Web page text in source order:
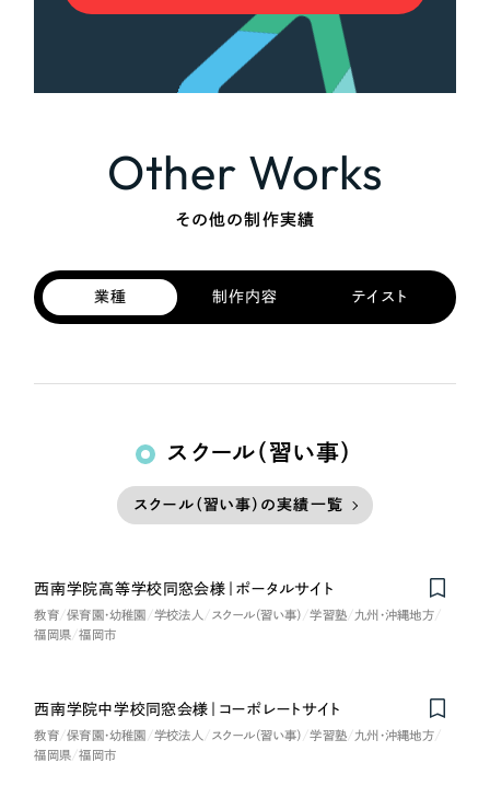
Other Works
その他の制作実績
業種 制作内容 テイスト
スクール（習い事）
スクール（習い事）の実績一覧
西南学院高等学校同窓会様｜ポータルサイト
教育 保育園・幼稚園 学校法人 スクール（習い事） 学習塾
九州・沖縄地方
福岡県
福岡市
西南学院中学校同窓会様｜コーポレートサイト
教育 保育園・幼稚園 学校法人 スクール（習い事） 学習塾
九州・沖縄地方
福岡県
福岡市